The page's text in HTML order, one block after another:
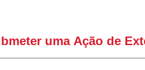
uma Ação de E